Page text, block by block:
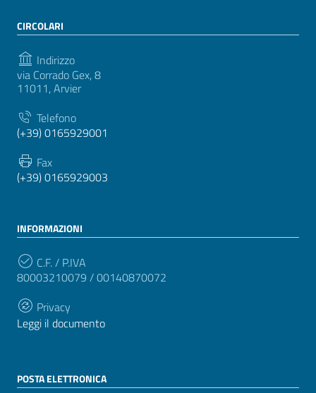
CIRCOLARI
Indirizzo
via Corrado Gex, 8
11011, Arvier
Telefono
(+39) 0165929001
Fax
(+39) 0165929003
INFORMAZIONI
C.F. / P.IVA
80003210079 / 00140870072
Privacy
Leggi il documento
POSTA ELETTRONICA